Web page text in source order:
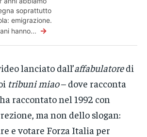
soprattutto
emigrazione.
hanno... →
lanciato dall’affabulatoredi
tribuni miao– dove racconta
raccontato nel 1992 con
ma non dello slogan:
e votare Forza Italia per